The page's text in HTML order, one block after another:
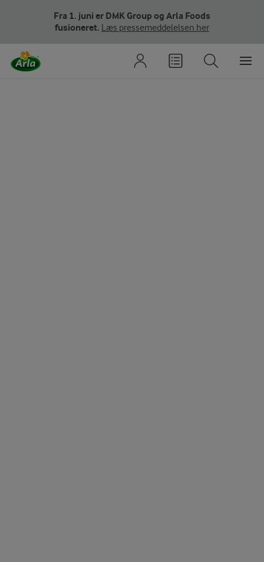
Fra 1. juni er DMK Group og Arla Foods
fusioneret. Læs pressemeddelelsen her